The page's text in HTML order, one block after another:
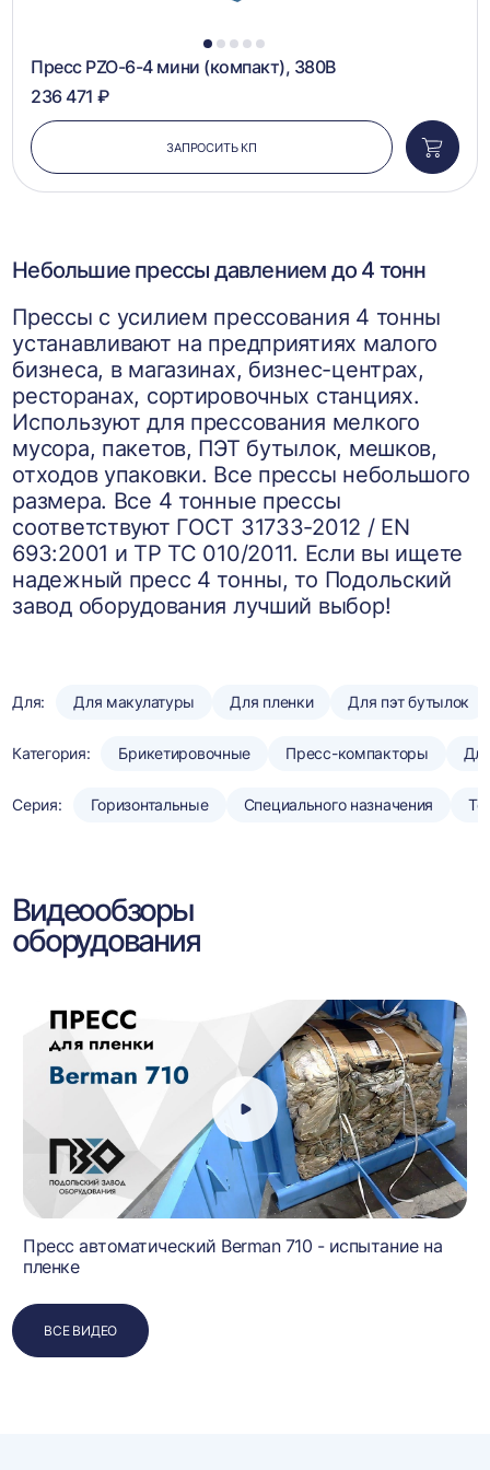
1 2 3 4 5
Пресс PZO-6-4 мини (компакт), 380В
236 471 ₽
ЗАПРОСИТЬ КП
в
Небольшие прессы давлением до 4 тонн
Прессы с усилием прессования 4 тонны
устанавливают на предприятиях малого
бизнеса, в магазинах, бизнес-центрах,
ресторанах, сортировочных станциях.
Используют для прессования мелкого
мусора, пакетов, ПЭТ бутылок, мешков,
отходов упаковки. Все прессы небольшого
размера. Все 4 тонные прессы
соответствуют ГОСТ 31733-2012 / EN
693:2001 и ТР ТС 010/2011. Если вы ищете
надежный пресс 4 тонны, то Подольский
завод оборудования лучший выбор!
Для: Для макулатуры Для пленки Для пэт бутылок
Категория: Брикетировочные Пресс-компакторы
Серия: Горизонтальные Специального назначения
Видеообзоры
оборудования
Пресс автоматический Berman 710 - испытание на
пленке
ВСЕ ВИДЕО